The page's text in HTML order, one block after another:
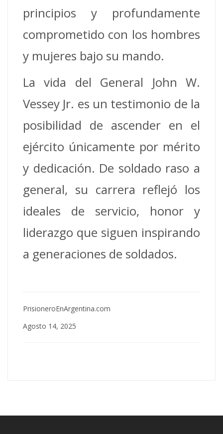
principios y profundamente
comprometido con los hombres
y mujeres bajo su mando.
La vida del General John W.
Vessey Jr. es un testimonio de la
posibilidad de ascender en el
ejército únicamente por mérito
y dedicación. De soldado raso a
general, su carrera reflejó los
ideales de servicio, honor y
liderazgo que siguen inspirando
a generaciones de soldados.
PrisioneroEnArgentina.com
Agosto 14, 2025